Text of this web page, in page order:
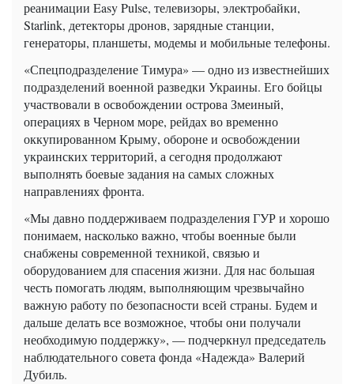
реанимации Easy Pulse, телевизоры, электробайки,
Starlink, детекторы дронов, зарядные станции,
генераторы, планшеты, модемы и мобильные телефоны.
«Спецподразделение Тимура» — одно из известнейших
подразделений военной разведки Украины. Его бойцы
участвовали в освобождении острова Змеиный,
операциях в Черном море, рейдах во временно
оккупированном Крыму, обороне и освобождении
украинских территорий, а сегодня продолжают
выполнять боевые задания на самых сложных
направлениях фронта.
«Мы давно поддерживаем подразделения ГУР и хорошо
понимаем, насколько важно, чтобы военные были
снабжены современной техникой, связью и
оборудованием для спасения жизни. Для нас большая
честь помогать людям, выполняющим чрезвычайно
важную работу по безопасности всей страны. Будем и
дальше делать все возможное, чтобы они получали
необходимую поддержку», — подчеркнул председатель
наблюдательного совета фонда «Надежда» Валерий
Дубиль.